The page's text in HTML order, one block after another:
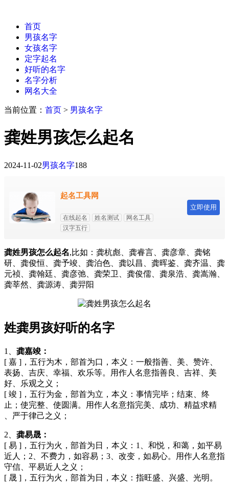
首页
男孩名字
女孩名字
定字起名
好听的名字
名字分析
网名大全
当前位置： 首页 > 男孩名字
龚姓男孩怎么起名
2024-11-02男孩名字188
起名工具网
在线起名 姓名测试
网名工具
汉字五行
立即使用
龚姓男孩怎么起名,比如：龚杭彪、龚睿言、龚彦章、龚铭
研、龚俊恒、龚予竣、龚泊色、龚以昌、龚晖鉴、龚齐温、龚
元祯、龚翰廷、龚彦弛、龚荣卫、龚俊儒、龚泉浩、龚嵩瀚、
龚莘然、龚源涛、龚羿阳
姓龚男孩好听的名字
1、龚嘉竣：
[ 嘉 ]，五行为木，部首为口，本义：一般指善、美、赞许、
表扬、吉庆、幸福、欢乐等。用作人名意指善良、吉祥、美
好、乐观之义；
[ 竣 ]，五行为金，部首为立，本义：事情完毕；结束、终
止；使完整、使圆满。用作人名意指完美、成功、精益求精
、严于律己之义；
2、龚易晟：
[ 易 ]，五行为火，部首为日，本义：1、和悦，和蔼，如平易
近人；2、不费力，如容易；3、改变，如易心。用作人名意指
守信、平易近人之义；
[ 晟 ]，五行为火，部首为日，本义：指旺盛、兴盛、光明。